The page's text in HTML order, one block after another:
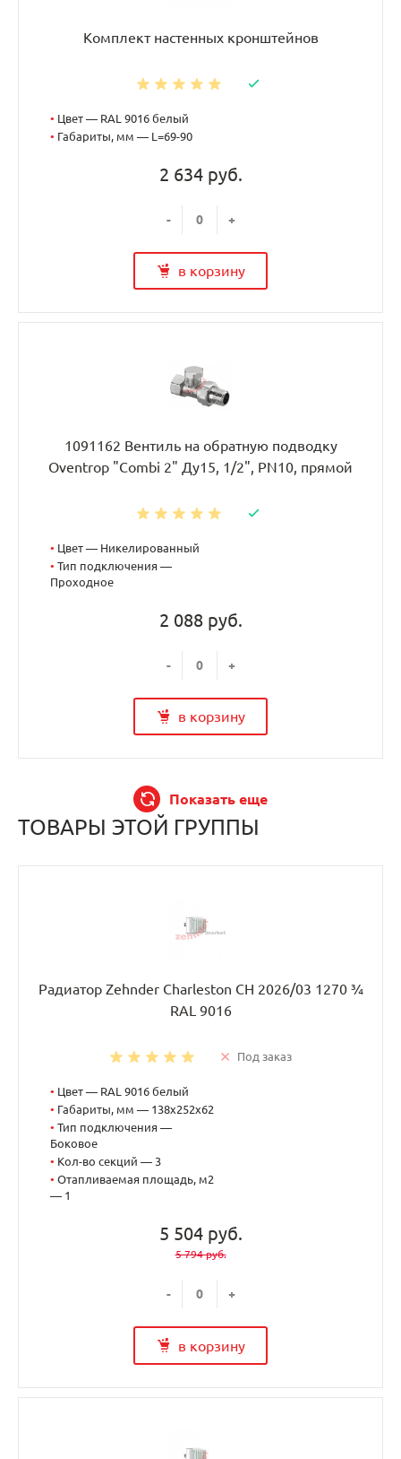
Комплект настенных кронштейнов
• Цвет — RAL 9016 белый
• Габариты, мм — L=69-90
2 634 руб.
- +
в корзину
1091162 Вентиль на обратную подводку
Oventrop "Combi 2" Ду15, 1/2", PN10, прямой
• Цвет — Никелированный
• Тип подключения —
Проходное
2 088 руб.
- +
в корзину
Показать еще
ТОВАРЫ ЭТОЙ ГРУППЫ
Радиатор Zehnder Charleston CH 2026/03 1270 ¾
RAL 9016
Под заказ
• Цвет — RAL 9016 белый
• Габариты, мм — 138x252x62
• Тип подключения —
Боковое
• Кол-во секций — 3
• Отапливаемая площадь, м2
— 1
5 504 руб.
5 794 руб.
- +
в корзину